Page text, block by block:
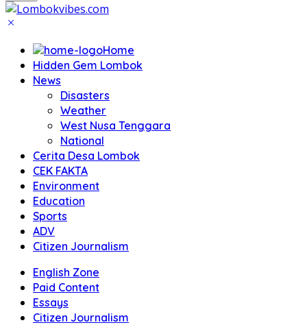
Home
Hidden Gem Lombok
News
Disasters
Weather
West Nusa Tenggara
National
Cerita Desa Lombok
CEK FAKTA
Environment
Education
Sports
ADV
Citizen Journalism
English Zone
Paid Content
Essays
Citizen Journalism